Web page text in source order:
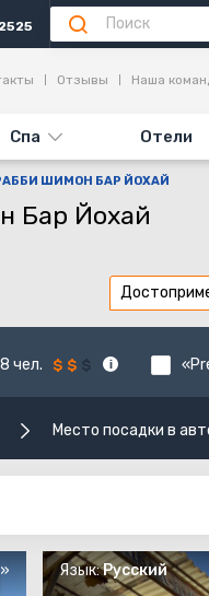
Спа Отели
Отзывы Наша
ШИМОН БАР ЙОХАЙ
Бар Йохай
чел.
Место посадки в
Язык:Русский